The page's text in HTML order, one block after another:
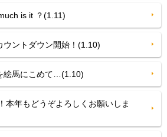
is it ？(1.11)
ントダウン開始！(1.10)
絵馬にこめて…(1.10)
本年もどうぞよろしくお願いしま